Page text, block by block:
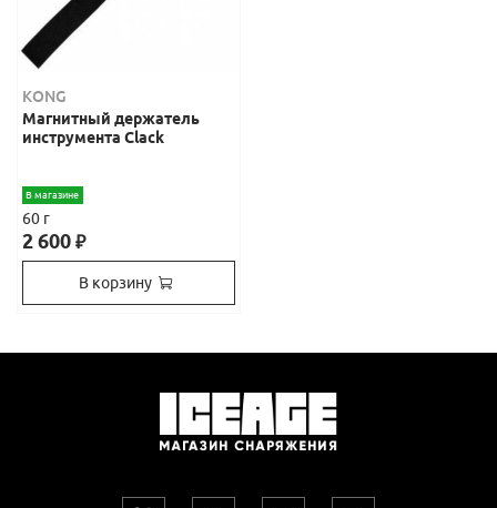
KONG
Магнитный держатель
инструмента Clack
В магазине
60 г
2 600₽
В корзину